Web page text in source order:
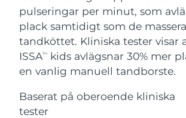
pulseringar per minut, som
plack samtidigt som de
tandköttet. Kliniska tester visar
ISSATM
kids avlägsnar 30% mer
en vanlig manuell tandborste.
Baserat på oberoende kliniska
tester
For healthy hair
18% PAP
Kosmetika Man
Handla allt
Israel Förväntad
Italien
Japan Förväntad
Jersey Förväntad